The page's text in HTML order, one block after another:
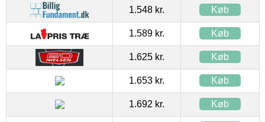
1.548 kr. Køb
1.589 kr. Køb
1.625 kr. Køb
1.653 kr. Køb
1.692 kr. Køb